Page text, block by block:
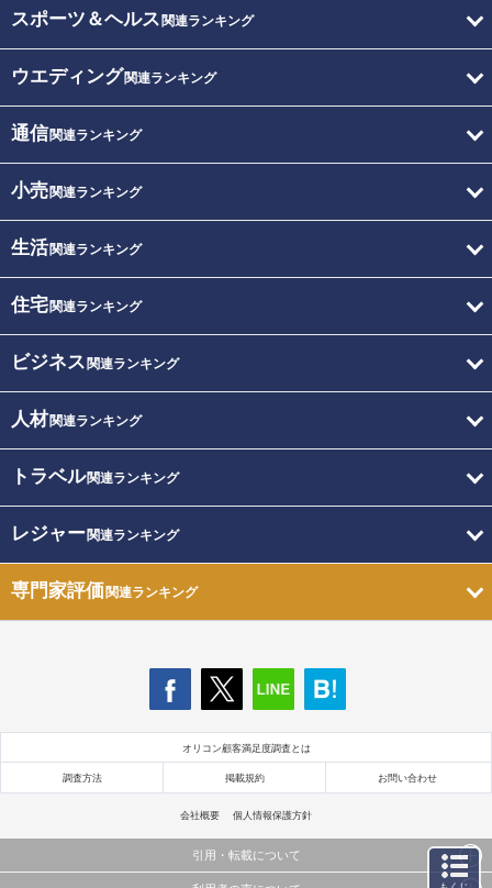
スポーツ＆ヘルス 関連ランキング
ウエディング関連ランキング
通信関連ランキング
小売関連ランキング
生活関連ランキング
住宅関連ランキング
ビジネス 関連ランキング
人材関連ランキング
トラベル関連ランキング
レジャー関連ランキング
専門家評価関連ランキング
オリコン顧客満足度調査とは
調査方法 掲載規約 お問い合わせ
会社概要 個人情報保護方針
引用・転載について